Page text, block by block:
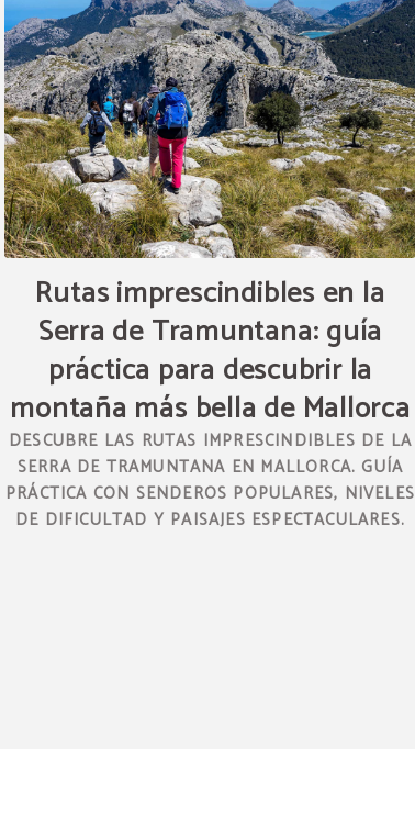
Rutas imprescindibles en la
Serra de Tramuntana: guía
práctica para descubrir la
montaña más bella de Mallorca
DESCUBRE LAS RUTAS IMPRESCINDIBLES DE LA
SERRA DE TRAMUNTANA EN MALLORCA. GUÍA
PRÁCTICA CON SENDEROS POPULARES, NIVELES
DE DIFICULTAD Y PAISAJES ESPECTACULARES.